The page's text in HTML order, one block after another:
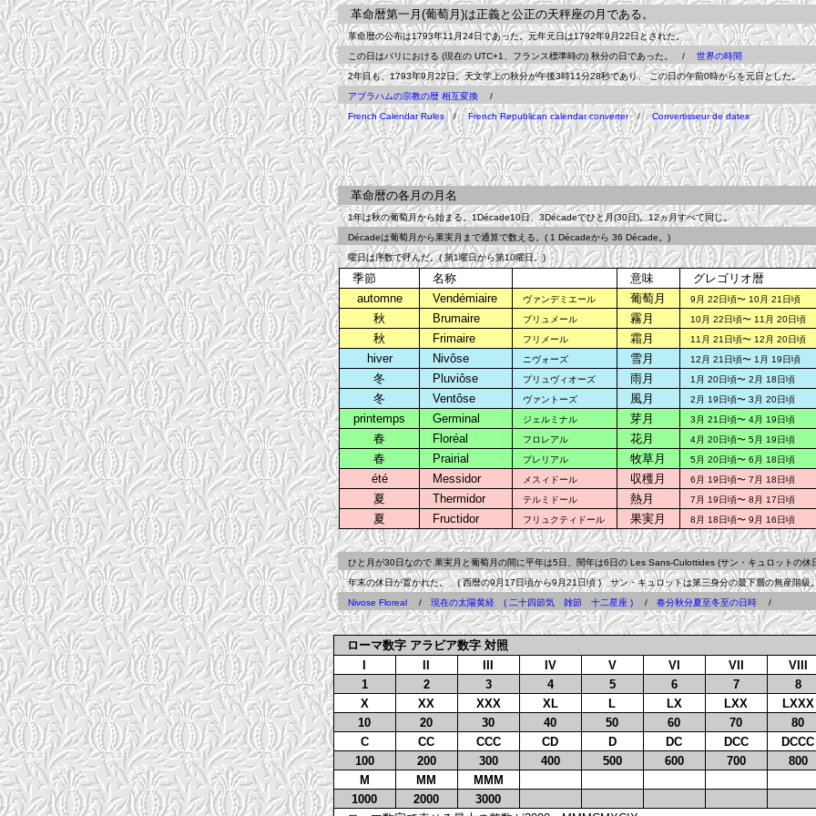
革命暦第一月(葡萄月)は正義と公正の天秤座の月である。
革命暦の公布は1793年11月24日であった。元年元日は1792年9月22日とされた。
この日はパリにおける (現在の UTC+1、フランス標準時の) 秋分の日であった。 / 世界の時間
2年目も、1793年9月22日。天文学上の秋分が午後3時11分28秒であり、 この日の午前0時からを元日とした。
アブラハムの宗教の暦 相互変換
/
French Calendar Rules/ French Republican calendar converter/Convertisseur de dates
革命暦の各月の月名
1年は秋の葡萄月から始まる。1Décade10日、3Décadeでひと月(30日)。12ヵ月すべて同じ。
Décadeは葡萄月から果実月まで通算で数える。( 1 Décadeから 36 Décade。)
曜日は序数で呼んだ。( 第1曜日から第10曜日。)
季節 名称 意味
グレゴリオ暦
automne
Vendémiaire ヴァンデミエール 葡萄月 9月 22日頃〜 10月 21日頃
秋 Brumaire ブリュメール 霧月 10月 22日頃〜 11月 20日頃
秋 Frimaire フリメール 霜月 11月 21日頃〜 12月 20日頃
hiver Nivôse ニヴォーズ 雪月 12月 21日頃〜 1月 19日頃
冬 Pluviôse プリュヴィオーズ 雨月 1月 20日頃〜 2月 18日頃
冬 Ventôse ヴァントーズ 風月 2月 19日頃〜 3月 20日頃
printemps Germinal ジェルミナル 芽月 3月 21日頃〜 4月 19日頃
春 Floréal フロレアル 花月 4月 20日頃〜 5月 19日頃
春 Prairial プレリアル 牧草月 5月 20日頃〜 6月 18日頃
été Messidor メスィドール 収穫月 6月 19日頃〜 7月 18日頃
夏 Thermidor テルミドール 熱月 7月 19日頃〜 8月 17日頃
夏 Fructidor フリュクティドール 果実月 8月 18日頃〜 9月 16日頃
ひと月が30日なので 果実月と葡萄月の間に平年は5日、閏年は6日の Les Sans-Culottides (サン・キュロット
年末の休日が置かれた。 ( 西暦の9月17日頃から9月21日頃 ) サン・キュロットは第三身分の最下層の無産階級
Nivose Floreal
/ 現在の太陽黄経 ( 二十四節気 雑節 十二星座 ) / 春分秋分夏至冬至の日時 /
ローマ数字 アラビア数字 対照
IV V VI VII
VIII
1
2 3 4 5 6 7
8
X
XX XXX XL L LX LXX
LXXX
10
20 30 40 50 60 70
80
C
CC CCC CD D DC DCC
DCCC
100
200 300 400 500 600 700
800
M
MM
MMM
1000
2000
3000